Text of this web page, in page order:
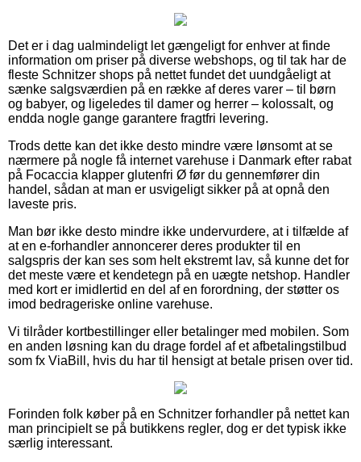
Det er i dag ualmindeligt let gængeligt for enhver at finde
information om priser på diverse webshops, og til tak har de
fleste Schnitzer shops på nettet fundet det uundgåeligt at
sænke salgsværdien på en række af deres varer – til børn
og babyer, og ligeledes til damer og herrer – kolossalt, og
endda nogle gange garantere fragtfri levering.
Trods dette kan det ikke desto mindre være lønsomt at se
nærmere på nogle få internet varehuse i Danmark efter rabat
på Focaccia klapper glutenfri Ø før du gennemfører din
handel, sådan at man er usvigeligt sikker på at opnå den
laveste pris.
Man bør ikke desto mindre ikke undervurdere, at i tilfælde af
at en e-forhandler annoncerer deres produkter til en
salgspris der kan ses som helt ekstremt lav, så kunne det for
det meste være et kendetegn på en uægte netshop. Handler
med kort er imidlertid en del af en forordning, der støtter os
imod bedrageriske online varehuse.
Vi tilråder kortbestillinger eller betalinger med mobilen. Som
en anden løsning kan du drage fordel af et afbetalingstilbud
som fx ViaBill, hvis du har til hensigt at betale prisen over tid.
Forinden folk køber på en Schnitzer forhandler på nettet kan
man principielt se på butikkens regler, dog er det typisk ikke
særlig interessant.